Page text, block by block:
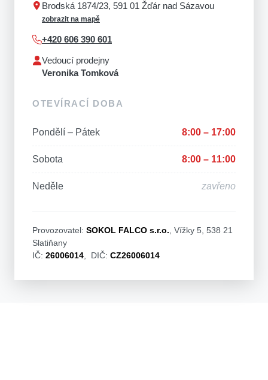
Brodská 1874/23, 591 01 Žďár nad Sázavou
zobrazit na mapě
+420 606 390 601
Vedoucí prodejny
Veronika Tomková
OTEVÍRACÍ DOBA
Pondělí – Pátek 8:00 – 17:00
Sobota 8:00 – 11:00
Neděle zavřeno
Provozovatel: SOKOL FALCO s.r.o., Vížky 5, 538 21
Slatiňany
IČ: 26006014, DIČ: CZ26006014